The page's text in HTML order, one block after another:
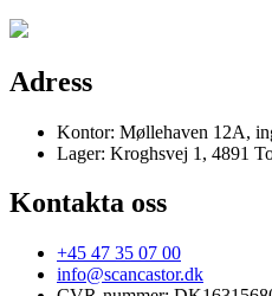
Adress
Kontor: Møllehaven 12A,
Lager: Kroghsvej 1, 4891
Kontakta oss
+45 47 35 07 00
info@scancastor.dk